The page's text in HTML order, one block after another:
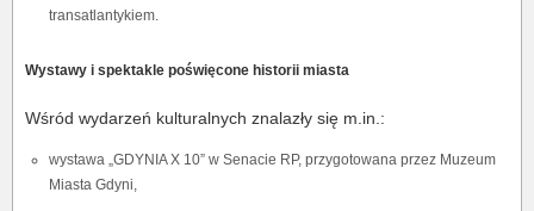
transatlantykiem.
Wystawy i spektakle poświęcone historii miasta
Wśród wydarzeń kulturalnych znalazły się m.in.:
wystawa „GDYNIA X 10” w Senacie RP, przygotowana przez Muzeum
Miasta Gdyni,